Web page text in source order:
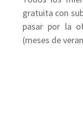
gratuita con
pasar por la
(meses de